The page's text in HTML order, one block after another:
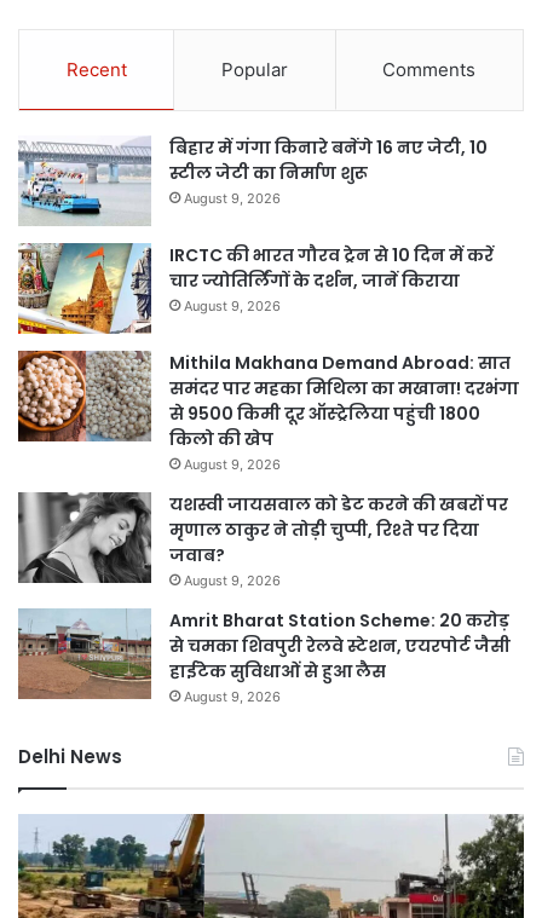
Recent Popular Comments
बिहार में गंगा किनारे बनेंगे 16 नए जेटी, 10
स्टील जेटी का निर्माण शुरू
August 9, 2026
IRCTC की भारत गौरव ट्रेन से 10 दिन में करें
चार ज्योतिर्लिंगों के दर्शन, जानें किराया
August 9, 2026
Mithila Makhana Demand Abroad: सात
समंदर पार महका मिथिला का मखाना! दरभंगा
से 9500 किमी दूर ऑस्ट्रेलिया पहुंची 1800
किलो की खेप
August 9, 2026
यशस्वी जायसवाल को डेट करने की खबरों पर
मृणाल ठाकुर ने तोड़ी चुप्पी, रिश्ते पर दिया
जवाब?
August 9, 2026
Amrit Bharat Station Scheme: 20 करोड़
से चमका शिवपुरी रेलवे स्टेशन, एयरपोर्ट जैसी
हाईटेक सुविधाओं से हुआ लैस
August 9, 2026
Delhi News
दिल्ली
में
बारिश
ने
नमो
का
नया